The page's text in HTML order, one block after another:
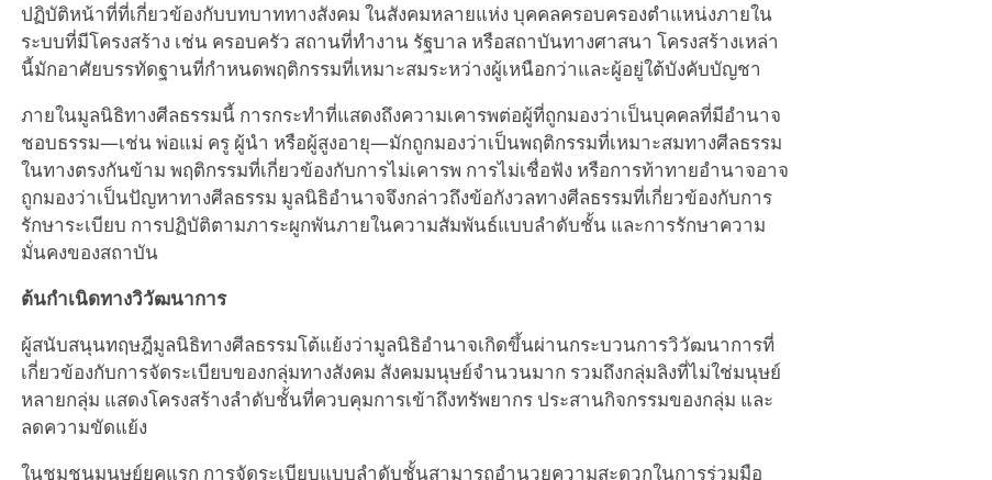
ปฏิบัติหน้าที่ที่เกี่ยวข้องกับบทบาททางสังคม ในสังคมหลายแห่ง บุคคลครอบครองตำแหน่งภายใน
ระบบที่มีโครงสร้าง เช่น ครอบครัว สถานที่ทำงาน รัฐบาล หรือสถาบันทางศาสนา โครงสร้างเหล่า
นี้มักอาศัยบรรทัดฐานที่กำหนดพฤติกรรมที่เหมาะสมระหว่างผู้เหนือกว่าและผู้อยู่ใต้บังคับบัญชา
ภายในมูลนิธิทางศีลธรรมนี้ การกระทำที่แสดงถึงความเคารพต่อผู้ที่ถูกมองว่าเป็นบุคคลที่มีอำนาจ
ชอบธรรม—เช่น พ่อแม่ ครู ผู้นำ หรือผู้สูงอายุ—มักถูกมองว่าเป็นพฤติกรรมที่เหมาะสมทางศีลธรรม
ในทางตรงกันข้าม พฤติกรรมที่เกี่ยวข้องกับการไม่เคารพ การไม่เชื่อฟัง หรือการท้าทายอำนาจอาจ
ถูกมองว่าเป็นปัญหาทางศีลธรรม มูลนิธิอำนาจจึงกล่าวถึงข้อกังวลทางศีลธรรมที่เกี่ยวข้องกับการ
รักษาระเบียบ การปฏิบัติตามภาระผูกพันภายในความสัมพันธ์แบบลำดับชั้น และการรักษาความ
มั่นคงของสถาบัน
ต้นกำเนิดทางวิวัฒนาการ
ผู้สนับสนุนทฤษฎีมูลนิธิทางศีลธรรมโต้แย้งว่ามูลนิธิอำนาจเกิดขึ้นผ่านกระบวนการวิวัฒนาการที่
เกี่ยวข้องกับการจัดระเบียบของกลุ่มทางสังคม สังคมมนุษย์จำนวนมาก รวมถึงกลุ่มลิงที่ไม่ใช่มนุษย์
หลายกลุ่ม แสดงโครงสร้างลำดับชั้นที่ควบคุมการเข้าถึงทรัพยากร ประสานกิจกรรมของกลุ่ม และ
ลดความขัดแย้ง
ในชุมชนมนุษย์ยุคแรก การจัดระเบียบแบบลำดับชั้นสามารถอำนวยความสะดวกในการร่วมมือ